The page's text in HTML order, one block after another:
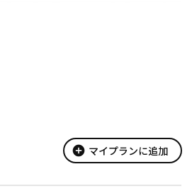
add_circle マイプランに追加